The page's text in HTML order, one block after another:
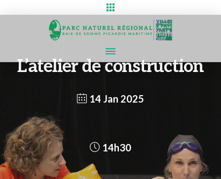
L’atelier de construction
14 Jan 2025
14h30